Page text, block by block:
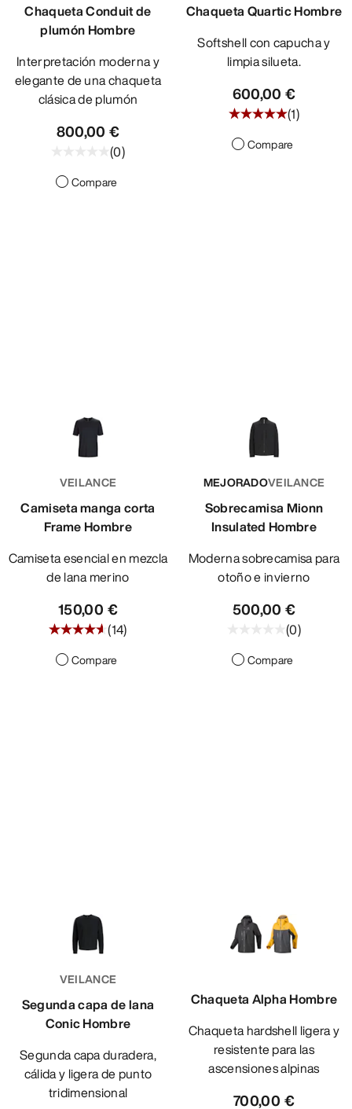
Chaqueta Conduit de
plumón Hombre
Interpretación moderna y
elegante de una chaqueta
clásica de plumón
800,00 €
(0)
Compare
Chaqueta Quartic Hombre
Softshell con capucha y
limpia silueta.
600,00 €
(1)
Compare
VEILANCE
Camiseta manga corta
Frame Hombre
Camiseta esencial en mezcla
de lana merino
150,00 €
(14)
Compare
MEJORADOVEILANCE
Sobrecamisa Mionn
Insulated Hombre
Moderna sobrecamisa para
otoño e invierno
500,00 €
(0)
Compare
VEILANCE
Segunda capa de lana
Conic Hombre
Segunda capa duradera,
cálida y ligera de punto
tridimensional
Chaqueta Alpha Hombre
Chaqueta hardshell ligera y
resistente para las
ascensiones alpinas
700,00 €